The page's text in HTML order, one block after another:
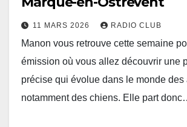
11 MARS 2026 RADIO CLUB
Manon vous retrouve cette semaine
émission où vous allez découvrir une
précise qui évolue dans le monde des
notamment des chiens. Elle part